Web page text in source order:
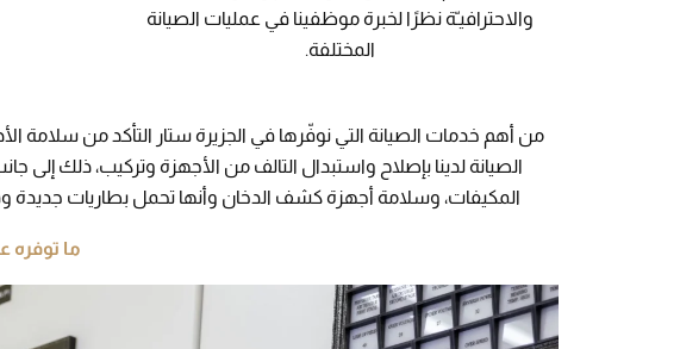
والاحترافيـّة نظرًا لخبرة موظفينا في عمليات الصيانة
المختلفة.
من أهم خدمات الصيانة التي نوفّرها في الجزيرة ستار التأكد من سلامة
الصيانة لدينا بإصلاح واستبدال التالف من الأجهزة وتركيب، ذلك
المكيفات، وسلامة أجهزة كشف الدخان وأنها تحمل بطاريات جديدة
ما توفره